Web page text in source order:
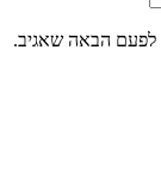
לפעם הבאה שאגיב.